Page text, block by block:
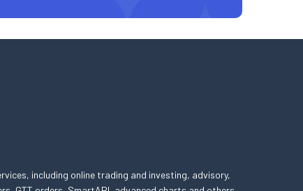
including online trading and investing, advisory,